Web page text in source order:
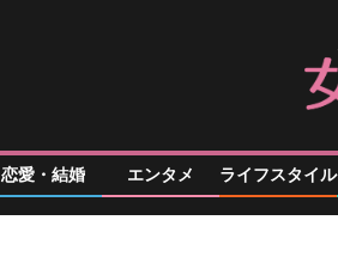
恋愛・結婚 エンタメ ライフスタイル